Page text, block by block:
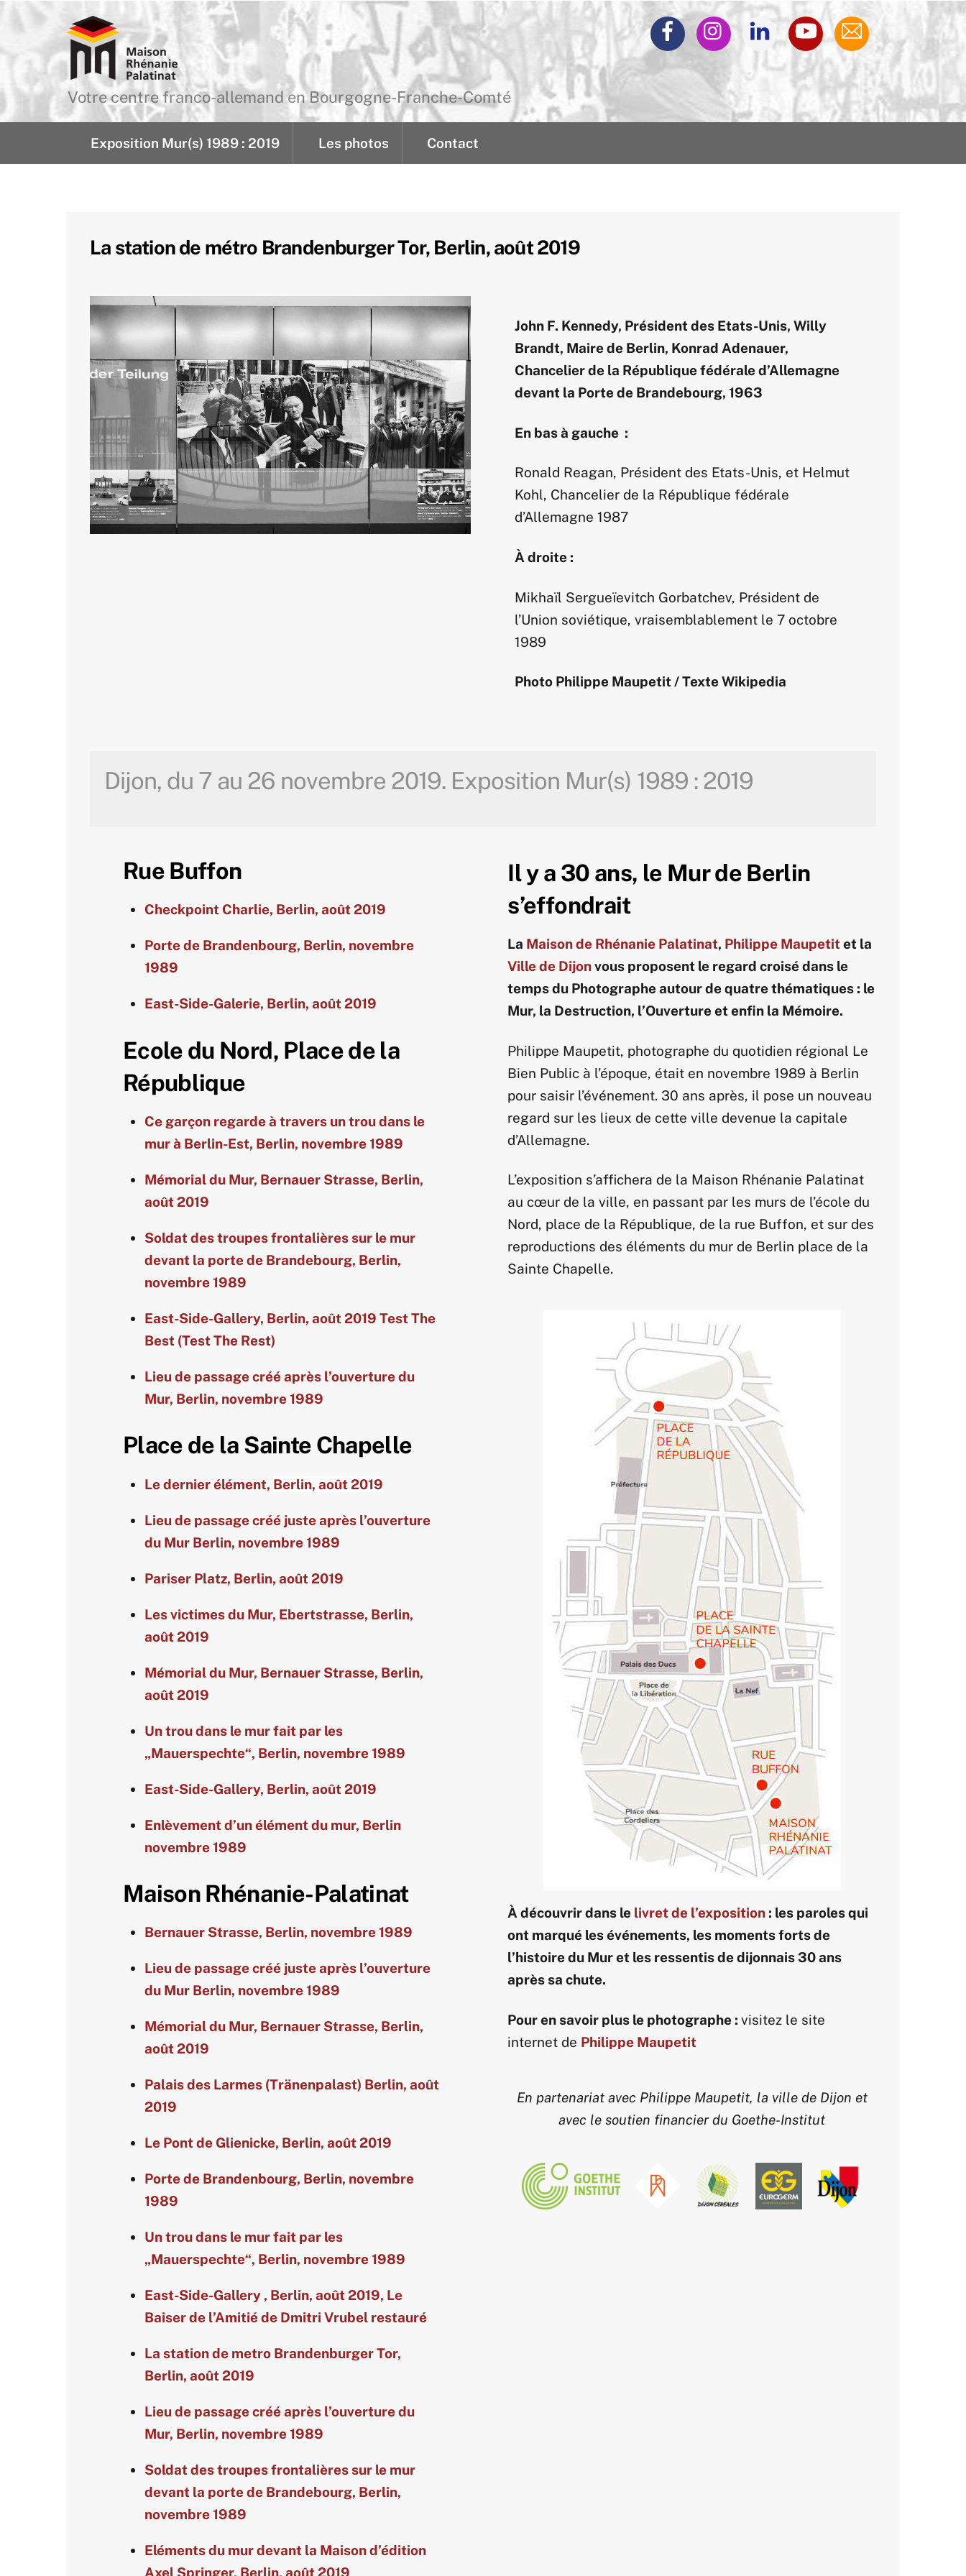
Skip
content
Votre centre franco-allemand en Bourgogne-Franche-Comté
Exposition Mur(s) 1989 : 2019 Les photos Contact
La station de métro Brandenburger Tor, Berlin, août 2019
John F. Kennedy, Président des Etats-Unis, Willy
Brandt, Maire de Berlin, Konrad Adenauer,
Chancelier de la République fédérale d’Allemagne
devant la Porte de Brandebourg, 1963
En bas à gauche :
Ronald Reagan, Président des Etats-Unis, et Helmut
Kohl, Chancelier de la République fédérale
d’Allemagne 1987
À droite :
Mikhaïl Sergueïevitch Gorbatchev, Président de
l’Union soviétique, vraisemblablement le 7 octobre
1989
Photo Philippe Maupetit / Texte Wikipedia
Dijon, du 7 au 26 novembre 2019. Exposition Mur(s) 1989 : 2019
Rue Buffon
Checkpoint Charlie, Berlin, août 2019
Porte de Brandenbourg, Berlin, novembre
1989
East-Side-Galerie, Berlin, août 2019
Ecole du Nord, Place de la
République
Ce garçon regarde à travers un trou dans le
mur à Berlin-Est, Berlin, novembre 1989
Mémorial du Mur, Bernauer Strasse, Berlin,
août 2019
Soldat des troupes frontalières sur le mur
devant la porte de Brandebourg, Berlin,
novembre 1989
East-Side-Gallery, Berlin, août 2019 Test The
Best (Test The Rest)
Lieu de passage créé après l’ouverture du
Mur, Berlin, novembre 1989
Place de la Sainte Chapelle
Le dernier élément, Berlin, août 2019
Lieu de passage créé juste après l’ouverture
du Mur Berlin, novembre 1989
Pariser Platz, Berlin, août 2019
Les victimes du Mur, Ebertstrasse, Berlin,
août 2019
Mémorial du Mur, Bernauer Strasse, Berlin,
août 2019
Un trou dans le mur fait par les
„Mauerspechte“, Berlin, novembre 1989
East-Side-Gallery, Berlin, août 2019
Enlèvement d’un élément du mur, Berlin
novembre 1989
Maison Rhénanie-Palatinat
Bernauer Strasse, Berlin, novembre 1989
Lieu de passage créé juste après l’ouverture
du Mur Berlin, novembre 1989
Mémorial du Mur, Bernauer Strasse, Berlin,
août 2019
Palais des Larmes (Tränenpalast) Berlin, août
2019
Le Pont de Glienicke, Berlin, août 2019
Porte de Brandenbourg, Berlin, novembre
1989
Un trou dans le mur fait par les
„Mauerspechte“, Berlin, novembre 1989
East-Side-Gallery , Berlin, août 2019, Le
Baiser de l’Amitié de Dmitri Vrubel restauré
La station de metro Brandenburger Tor,
Berlin, août 2019
Lieu de passage créé après l’ouverture du
Mur, Berlin, novembre 1989
Soldat des troupes frontalières sur le mur
devant la porte de Brandebourg, Berlin,
novembre 1989
Eléments du mur devant la Maison d’édition
Axel Springer, Berlin, août 2019
Il y a 30 ans, le Mur de Berlin
s’effondrait
La Maison de Rhénanie Palatinat, Philippe Maupetitet la
Ville de Dijonvous proposent le regard croisé dans le
temps du Photographe autour de quatre thématiques : le
Mur, la Destruction, l’Ouverture et enfin la Mémoire.
Philippe Maupetit, photographe du quotidien régional Le
Bien Public à l’époque, était en novembre 1989 à Berlin
pour saisir l’événement. 30 ans après, il pose un nouveau
regard sur les lieux de cette ville devenue la capitale
d’Allemagne.
L’exposition s’affichera de la Maison Rhénanie Palatinat
au cœur de la ville, en passant par les murs de l’école du
Nord, place de la République, de la rue Buffon, et sur des
reproductions des éléments du mur de Berlin place de la
Sainte Chapelle.
À découvrir dans le livret de l’exposition : les paroles qui
ont marqué les événements, les moments forts de
l’histoire du Mur et les ressentis de dijonnais 30 ans
après sa chute.
Pour en savoir plus le photographe :visitez le site
internet de Philippe Maupetit
En partenariat avec Philippe Maupetit, la ville de Dijon et
avec le soutien financier du Goethe-Institut